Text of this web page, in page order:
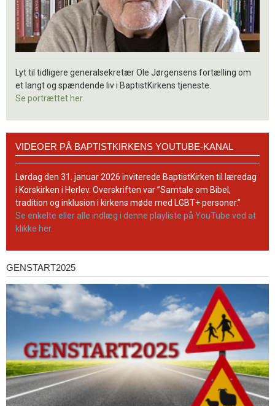
Lyt til tidligere generalsekretær Ole Jørgensens fortælling om
et langt og spændende liv i BaptistKirkens tjeneste.
Se portrættet her.
BaptistKirkens
YouTube-
kanal
VIDEOER PÅ BAPTISTKIRKENS YOUTUBE-KANAL
Lørdag den 31. januar 2026 inviterede BaptistKirken til læredag
i Korskirken i Herlev. Overskriften var ”Samtale om Bibel,
tradition og inklusion i kirkens møde med LGBT+ personer.”
Se enkelte eller alle indlæg i denne playliste på YouTube ved at
klikke her.
Genstart2025
GENSTART2025